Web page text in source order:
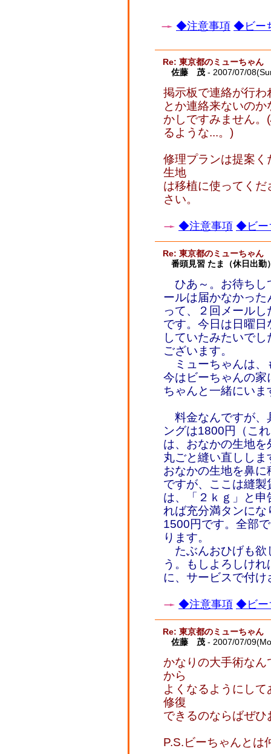
◆注意事項 ◆ビー
Re: 東京都のミューちゃん
佐藤 茂 - 2007/07/
掲示板で連絡が行
とか連絡来ないの
かしですみません
るような...。)
修理プランは提案
生地
は移植に使ってく
さい。
◆注意事項 ◆ビー
Re: 東京都のミューちゃん
番頭見習 たま（休日出勤
ひあ～。お待ちし
ールは届かなかっ
って、２回メール
です。今日は日曜
していたみたいで
ございます。
ミューちゃんは、
今はビーちゃんの
ちゃんと一緒にい
料金なんですが、
ングは1800円（こ
は、おなかの生地
丸ごと縫い直しし
おなかの生地を鼻
ですが、ここは縫
は、「２ｋｇ」と
れば充分満タンに
1500円です。全部
ります。
たぶんおひげも欲
う。もしよろしけ
に、サービスで付
◆注意事項 ◆ビー
Re: 東京都のミューちゃん
佐藤 茂 - 2007/07/
かなりの大手術な
から
よくなるようにし
修復
できるのならばぜ
P.S.ビーちゃんとは